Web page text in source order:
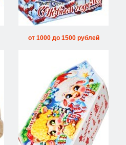
от 1000 до 1500 рублей